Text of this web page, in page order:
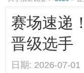
赛场速递
晋级选手
日期: 2026-07-01